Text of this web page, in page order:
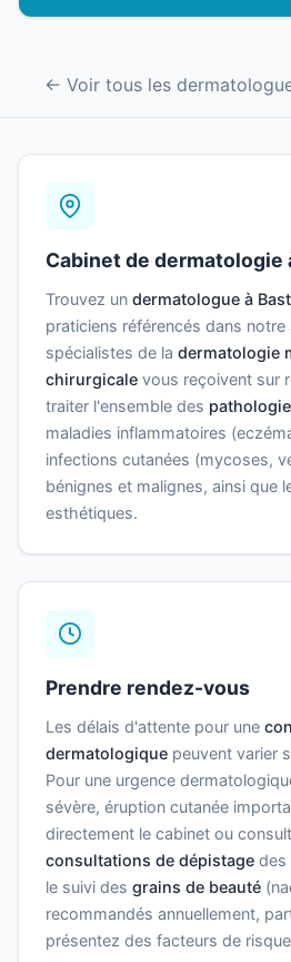
← Voir tous les
Cabinet de dermatologie
Trouvez un dermatologue à
praticiens référencés dans notre
spécialistes de la dermatologie
chirurgicale vous reçoivent sur
traiter l'ensemble des
maladies inflammatoires
infections cutanées (mycoses,
bénignes et malignes, ainsi que
esthétiques.
Prendre rendez-vous
Les délais d'attente pour une
dermatologique peuvent varier
Pour une urgence
sévère, éruption cutanée
directement le cabinet ou
consultations de dépistage des
le suivi des grains de beauté
recommandés annuellement,
présentez des facteurs de